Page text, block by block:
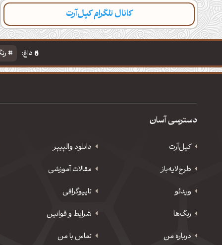
کانال تلگرام کپل‌آرت
داغ:
دسترسی آسان
کپل‌آرت دانلود‌ والپیپر
طرح‌لایه‌باز
مقالات آموزشی
ویدئو
‌تایپوگرافی
رنگ‌ها
شرایط و قوانین
درباره من
تماس با من